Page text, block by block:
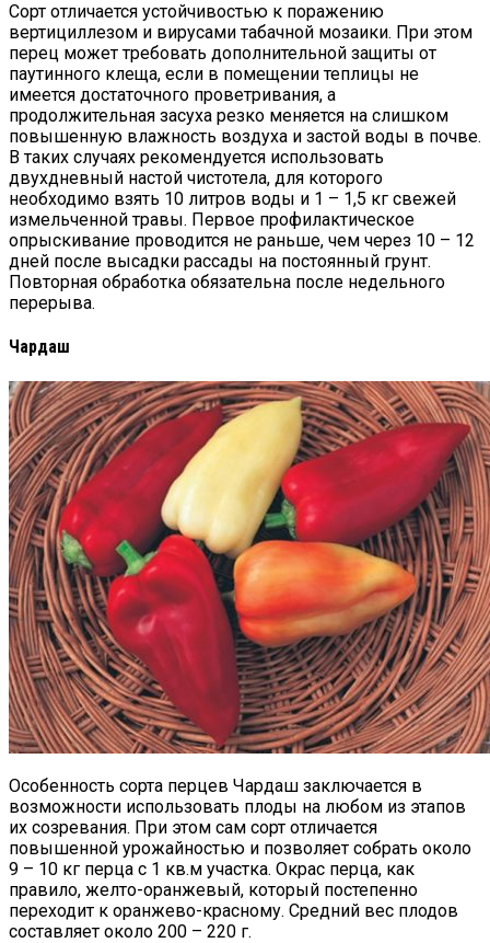
Сорт отличается устойчивостью к поражению
вертициллезом и вирусами табачной мозаики. При этом
перец может требовать дополнительной защиты от
паутинного клеща, если в помещении теплицы не
имеется достаточного проветривания, а
продолжительная засуха резко меняется на слишком
повышенную влажность воздуха и застой воды в почве.
В таких случаях рекомендуется использовать
двухдневный настой чистотела, для которого
необходимо взять 10 литров воды и 1 – 1,5 кг свежей
измельченной травы. Первое профилактическое
опрыскивание проводится не раньше, чем через 10 – 12
дней после высадки рассады на постоянный грунт.
Повторная обработка обязательна после недельного
перерыва.
Чардаш
Особенность сорта перцев Чардаш заключается в
возможности использовать плоды на любом из этапов
их созревания. При этом сам сорт отличается
повышенной урожайностью и позволяет собрать около
9 – 10 кг перца с 1 кв.м участка. Окрас перца, как
правило, желто-оранжевый, который постепенно
переходит к оранжево-красному. Средний вес плодов
составляет около 200 – 220 г.